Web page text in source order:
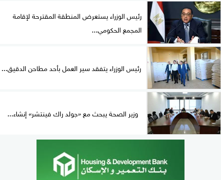
رئيس الوزراء يستعرض المنطقة المقترحة لإقامة
المجمع الحكومي...
رئيس الوزراء يتفقد سير العمل بأحد مطاحن الدقيق...
وزير الصحة يبحث مع «جولد راك فينتشر» إنشاء...